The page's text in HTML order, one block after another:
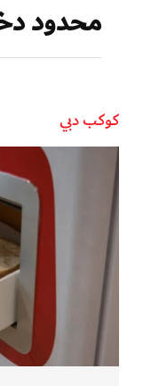
محدود
كوكب دبي